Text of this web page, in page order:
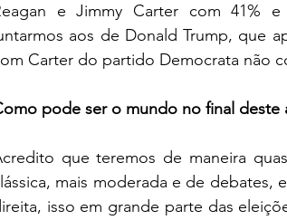
e Jimmy Carter com 41% e
aos de Donald Trump, que
Carter do partido Democrata não
pode ser o mundo no final deste
que teremos de maneira
mais moderada e de
isso em grande parte das